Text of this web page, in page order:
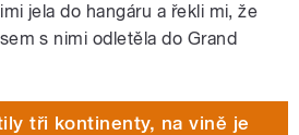
jela do hangáru a řekli mi, že
s nimi odletěla do Grand
tři kontinenty, na vině je